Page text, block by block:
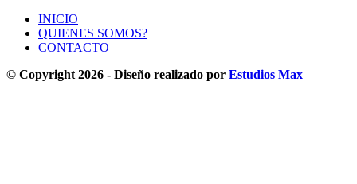
INICIO
QUIENES SOMOS?
CONTACTO
© Copyright 2026 - Diseño realizado por Estudios Max